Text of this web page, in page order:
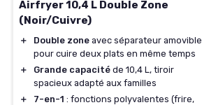
Airfryer 10,4 L Double Zone
(Noir/Cuivre)
＋ Double zone avec séparateur amovible
pour cuire deux plats en même temps
＋
Grande capacité de 10,4 L, tiroir
spacieux adapté aux familles
＋
7-en-1 : fonctions polyvalentes (frire,